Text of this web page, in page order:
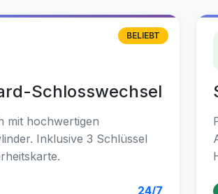
Schlosswechsel
mit hochwertigen
Inklusive 3 Schlüssel
24/7
BELIEBT